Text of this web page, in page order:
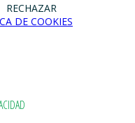
RECHAZAR
DE COOKIES